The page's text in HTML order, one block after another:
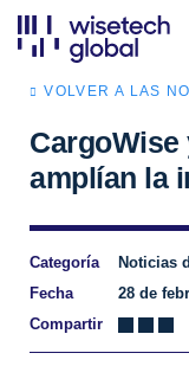
VOLVER A LAS
amplían la
Categoría
Noticias
Fecha
28 de
Compartir